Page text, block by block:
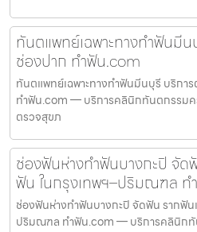
ทันตแพทย์เฉพาะทางทำฟันมี
ช่องปาก ทำฟัน.com
ทันตแพทย์เฉพาะทางทำฟันมีนบุรี บริกา
ทำฟัน.com — บริการคลินิกทันตกรรม
ตรวจสุขภ
ช่องฟันห่างทำฟันบางกะปิ จั
ฟัน ในกรุงเทพฯ–ปริมณฑล ท
ช่องฟันห่างทำฟันบางกะปิ จัดฟัน รากฟั
ปริมณฑล ทำฟัน.com — บริการคลินิกทั